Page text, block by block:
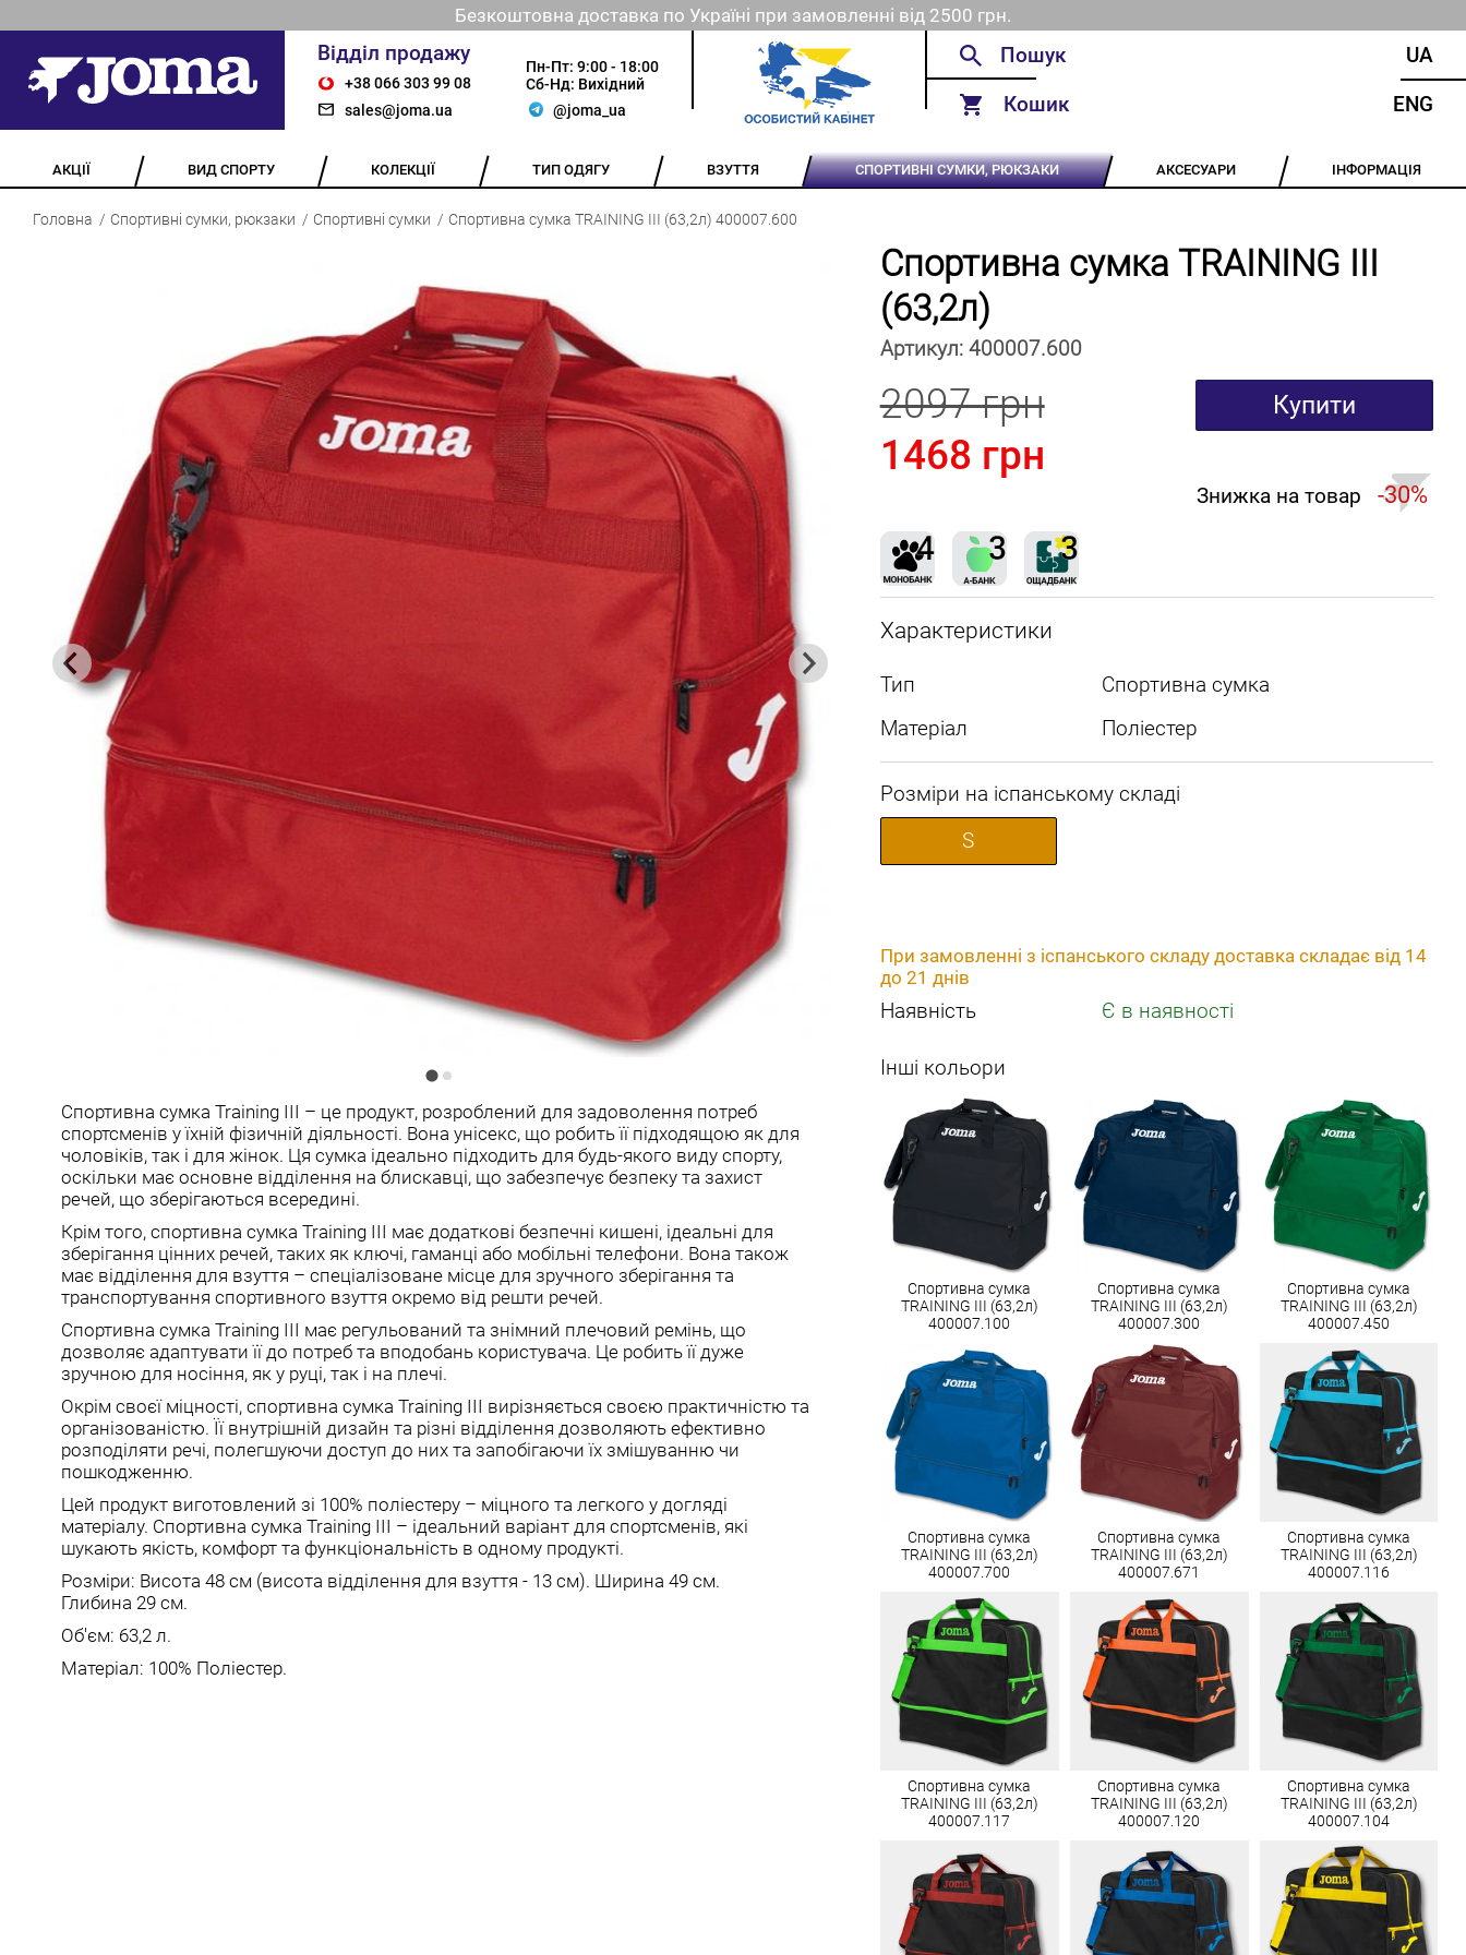
Безкоштовна доставка по Україні при замовленні від 2500 грн.
Відділ продажу
+38 066 303 99 08
sales@joma.ua
Пн-Пт: 9:00 - 18:00
Сб-Нд: Вихідний
@joma_ua
Кошик
UA
ENG
АКЦІЇ ВИД СПОРТУ КОЛЕКЦІЇ ТИП ОДЯГУ ВЗУТТЯ СПОРТИВНІ СУМКИ, РЮКЗАКИ АКСЕСУАРИ ІНФОРМАЦІЯ
Головна Спортивні сумки, рюкзаки Спортивні сумки Спортивна сумка TRAINING III (63,2л) 400007.600
Спортивна сумка Training III – це продукт, розроблений для задоволення потреб
спортсменів у їхній фізичній діяльності. Вона унісекс, що робить її підходящою як для
чоловіків, так і для жінок. Ця сумка ідеально підходить для будь-якого виду спорту,
оскільки має основне відділення на блискавці, що забезпечує безпеку та захист
речей, що зберігаються всередині.
Крім того, спортивна сумка Training III має додаткові безпечні кишені, ідеальні для
зберігання цінних речей, таких як ключі, гаманці або мобільні телефони. Вона також
має відділення для взуття – спеціалізоване місце для зручного зберігання та
транспортування спортивного взуття окремо від решти речей.
Спортивна сумка Training III має регульований та знімний плечовий ремінь, що
дозволяє адаптувати її до потреб та вподобань користувача. Це робить її дуже
зручною для носіння, як у руці, так і на плечі.
Окрім своєї міцності, спортивна сумка Training III вирізняється своєю практичністю та
організованістю. Її внутрішній дизайн та різні відділення дозволяють ефективно
розподіляти речі, полегшуючи доступ до них та запобігаючи їх змішуванню чи
пошкодженню.
Цей продукт виготовлений зі 100% поліестеру – міцного та легкого у догляді
матеріалу. Спортивна сумка Training III – ідеальний варіант для спортсменів, які
шукають якість, комфорт та функціональність в одному продукті.
Розміри: Висота 48 см (висота відділення для взуття - 13 см). Ширина 49 см.
Глибина 29 см.
Об'єм: 63,2 л.
Матеріал: 100% Поліестер.
Спортивна сумка TRAINING III
(63,2л)
Артикул: 400007.600
2097 грн
1468 грн
Купити
Знижка на товар -30%
Характеристики
Тип
Спортивна сумка
Матеріал
Поліестер
Розміри на іспанському складі
S
При замовленні з іспанського складу доставка складає від 14
до 21 днів
Наявність Є в наявності
Інші кольори
Спортивна сумка
TRAINING III (63,2л)
400007.100
Спортивна сумка
TRAINING III (63,2л)
400007.300
Спортивна сумка
TRAINING III (63,2л)
400007.450
Спортивна сумка
TRAINING III (63,2л)
400007.700
Спортивна сумка
TRAINING III (63,2л)
400007.671
Спортивна сумка
TRAINING III (63,2л)
400007.116
Спортивна сумка
TRAINING III (63,2л)
400007.117
Спортивна сумка
TRAINING III (63,2л)
400007.120
Спортивна сумка
TRAINING III (63,2л)
400007.104